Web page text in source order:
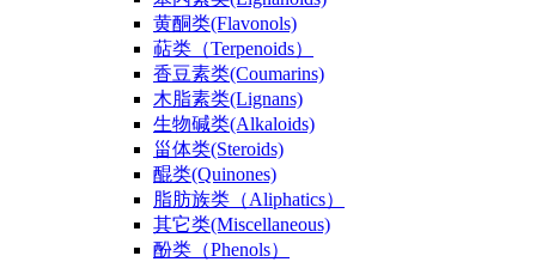
黄酮类(Flavonols)
萜类（Terpenoids）
香豆素类(Coumarins)
木脂素类(Lignans)
生物碱类(Alkaloids)
甾体类(Steroids)
醌类(Quinones)
脂肪族类（Aliphatics）
其它类(Miscellaneous)
酚类（Phenols）